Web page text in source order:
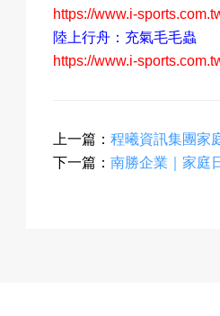
https://www.i-
陸上行舟：充氣毛毛蟲
https://www.i-
上一篇：程曦資訊集團家
下一篇：南勝企業｜家庭